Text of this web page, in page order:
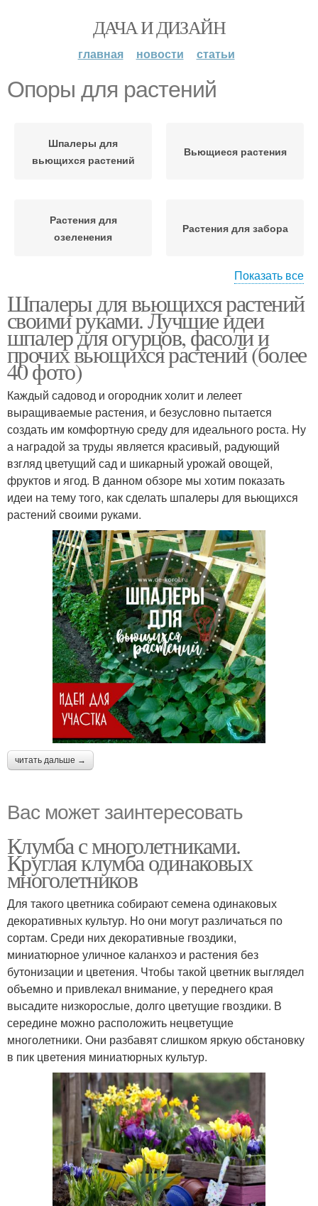
ДАЧА И ДИЗАЙН
главная новости статьи
Опоры для растений
Шпалеры для
вьющихся растений
Вьющиеся растения
Растения для
озеленения
Растения для забора
Многолетние растения Опор для растений
Вьющееся растение
Растения для сада
Шпалеры под
вьющиеся растения
Показать все
Шпалеры для вьющихся растений
своими руками. Лучшие идеи
шпалер для огурцов, фасоли и
прочих вьющихся растений (более
40 фото)
Каждый садовод и огородник холит и лелеет
выращиваемые растения, и безусловно пытается
создать им комфортную среду для идеального роста. Ну
а наградой за труды является красивый, радующий
взгляд цветущий сад и шикарный урожай овощей,
фруктов и ягод. В данном обзоре мы хотим показать
идеи на тему того, как сделать шпалеры для вьющихся
растений своими руками.
читать дальше →
Вас может заинтересовать
Клумба с многолетниками.
Круглая клумба одинаковых
многолетников
Для такого цветника собирают семена одинаковых
декоративных культур. Но они могут различаться по
сортам. Среди них декоративные гвоздики,
миниатюрное уличное каланхоэ и растения без
бутонизации и цветения. Чтобы такой цветник выглядел
объемно и привлекал внимание, у переднего края
высадите низкорослые, долго цветущие гвоздики. В
середине можно расположить нецветущие
многолетники. Они разбавят слишком яркую обстановку
в пик цветения миниатюрных культур.